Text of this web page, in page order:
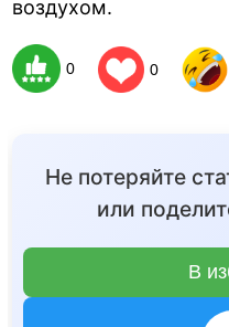
воздухом.
0 0
Не потеряйте
или
В